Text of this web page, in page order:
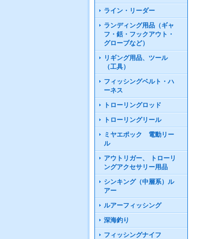
ライン・リーダー
ランディング用品（ギャ
フ・銛・フックアウト・
グローブなど）
リギング用品、ツール
（工具）
フィッシングベルト・ハ
ーネス
トローリングロッド
トローリングリール
ミヤエポック 電動リー
ル
アウトリガー、 トローリ
ングアクセサリー用品
シンキング（中層系）ル
アー
ルアーフィッシング
深海釣り
フィッシングナイフ